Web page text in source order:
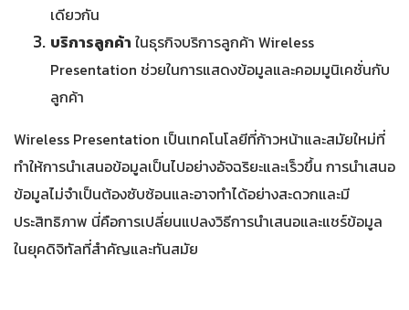
เดียวกัน
บริการลูกค้า ในธุรกิจบริการลูกค้า Wireless
Presentation ช่วยในการแสดงข้อมูลและคอมมูนิเคชั่นกับ
ลูกค้า
Wireless Presentation เป็นเทคโนโลยีที่ก้าวหน้าและสมัยใหม่ที่
ทำให้การนำเสนอข้อมูลเป็นไปอย่างอัจฉริยะและเร็วขึ้น การนำเสนอ
ข้อมูลไม่จำเป็นต้องซับซ้อนและอาจทำได้อย่างสะดวกและมี
ประสิทธิภาพ นี่คือการเปลี่ยนแปลงวิธีการนำเสนอและแชร์ข้อมูล
ในยุคดิจิทัลที่สำคัญและทันสมัย